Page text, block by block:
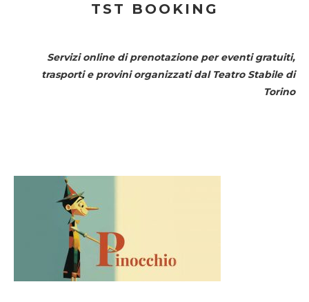
TST BOOKING
Servizi online di prenotazione per eventi gratuiti,
trasporti e provini organizzati dal Teatro Stabile di
Torino